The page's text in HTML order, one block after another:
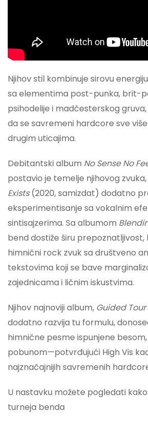
Njihov stil kombinuje sirovu
sa elementima post-punka, brit-
psihodelije i madčesterskog
da se savremeni hardcore sve
drugim uticajima.
Debitantski album No Sense No
postavio je temelje njihovog zvuka,
Exists(2020, samizdat) dodatno
eksperimentisanje sa vokalnim
sintisajzerima. Sa albumom
bend dostiže širu prepoznatljivost,
himnični rock zvuk sa društveno
tekstovima koji se bave
zajednicama i ličnim iskustvima.
Njihov najnoviji album, Guided Tour
dodatno razvija tu formulu,
himnične pesme ispunjene
pobunom—potvrđujući High Vis
najznačajnijih savremenih
U nastavku možete pogledati
turneja benda